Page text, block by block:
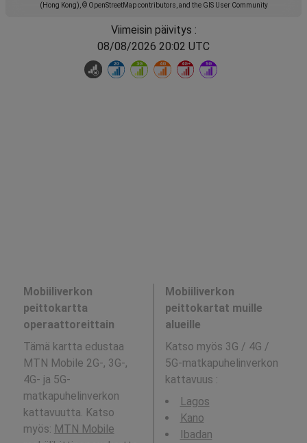
(Hong Kong), © OpenStreetMap contributors, and the GIS User Community
Viimeisin päivitys :
08/08/2026 20:02 UTC
Mobiiliverkon
peittokartta
operaattoreittain
Tämä kartta edustaa
MTN Mobile 2G-, 3G-,
4G- ja 5G-
matkapuhelinverkon
kattavuutta. Katso
myös: MTN Mobile
Mobiiliverkon
peittokartat muille
alueille
Katso myös 3G / 4G /
5G-matkapuhelinverkon
kattavuus :
Lagos
Kano
Ibadan